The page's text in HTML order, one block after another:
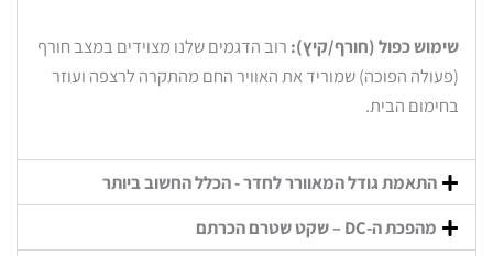
שימוש כפול (חורף/קיץ): רוב הדגמים שלנו מצוידים במצב חורף
(פעולה הפוכה) שמוריד את האוויר החם מהתקרה לרצפה ועוזר
בחימום הבית.
התאמת גודל המאוורר לחדר - הכלל החשוב ביותר
מהפכת ה-DC – שקט שטרם הכרתם